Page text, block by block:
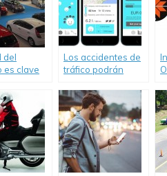
del
es clave
Los accidentes de
tráfico podrán
una App
denominada
Drivies